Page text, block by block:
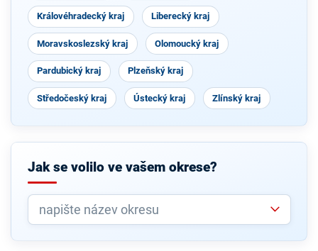
Královéhradecký kraj Liberecký kraj
Moravskoslezský kraj Olomoucký kraj
Pardubický kraj Plzeňský kraj
Středočeský kraj Ústecký kraj Zlínský kraj
Jak se volilo ve vašem okrese?